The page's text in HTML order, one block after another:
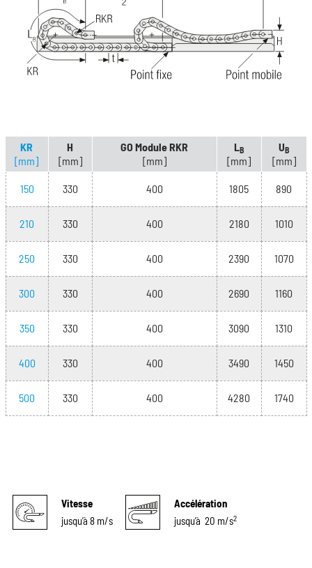
KR
[mm]
H
[mm]
GO Module RKR
[mm]
LB
[mm]
UB
[mm]
150 330 400 1805 890
210 330 400 2180 1010
250 330 400 2390 1070
300 330 400 2690 1160
350 330 400 3090 1310
400 330 400 3490 1450
500 330 400 4280 1740
Vitesse
jusqu’à 8 m/s
Accélération
jusqu’à 20 m/s2